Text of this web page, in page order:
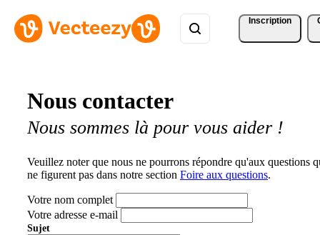
Inscription
Nous contacter
Nous sommes là pour vous aider !
Veuillez noter que nous ne pourrons répondre qu'aux questions
ne figurent pas dans notre section Foire aux questions.
Votre nom complet
Votre adresse e-mail
Sujet